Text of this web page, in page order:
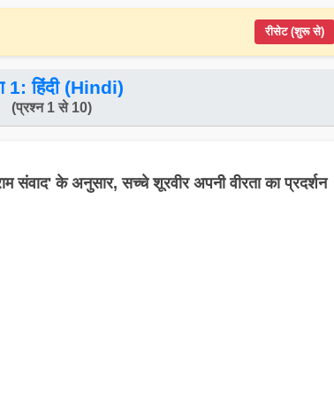
रीसेट (शुरू से)
1: हिंदी (Hindi)
(प्रश्न 1 से 10)
संवाद' के अनुसार, सच्चे शूरवीर अपनी वीरता का प्रदर्शन